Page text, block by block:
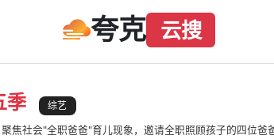
夸克 云搜
季 综艺
焦社会"全职爸爸"育儿现象，邀请全职照顾孩子的四位